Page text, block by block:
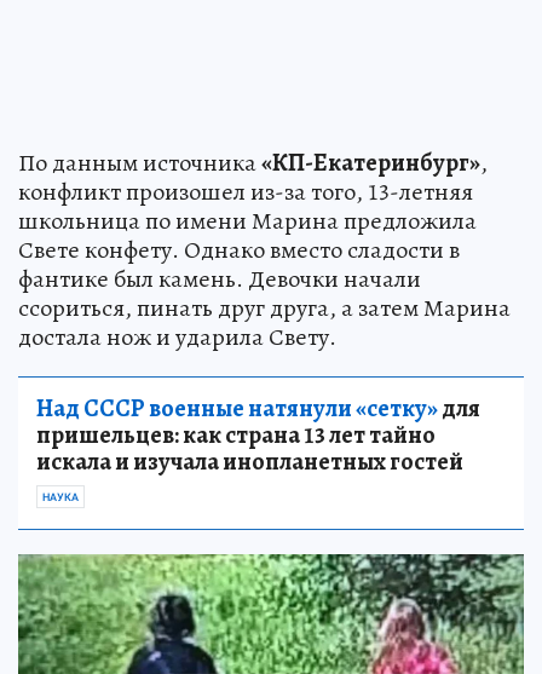
По данным источника«КП-Екатеринбург»,
конфликт произошел из-за того, 13-летняя
школьница по имени Марина предложила
Свете конфету. Однако вместо сладости в
фантике был камень. Девочки начали
ссориться, пинать друг друга, а затем Марина
достала нож и ударила Свету.
Над СССР военные натянули «сетку»для
пришельцев: как страна 13 лет тайно
искала и изучала инопланетных гостей
НАУКА